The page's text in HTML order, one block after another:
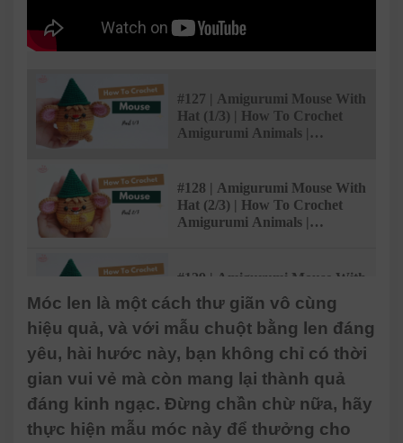
#127 | Amigurumi Mouse With
Hat (1/3) | How To Crochet
Amigurumi Animals |
#128 | Amigurumi Mouse With
Hat (2/3) | How To Crochet
Amigurumi Animals |
#129 | Amigurumi Mouse With
Hat (3/3) | How To Crochet
Amigurumi Animals |
@AmivuiStudio
Móc len là một cách thư giãn vô cùng
hiệu quả, và với mẫu chuột bằng len đáng
yêu, hài hước này, bạn không chỉ có thời
gian vui vẻ mà còn mang lại thành quả
đáng kinh ngạc. Đừng chần chừ nữa, hãy
thực hiện mẫu móc này để thưởng cho